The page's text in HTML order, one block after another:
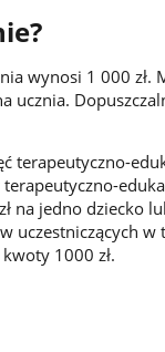
wynosi 1 000 zł.
ucznia.
terapeutyczno-
na jedno dziecko
uczestniczących w
1000 zł.